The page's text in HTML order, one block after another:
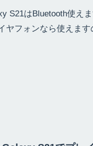
S21はBluetooth使え
ヤフォンなら使えます